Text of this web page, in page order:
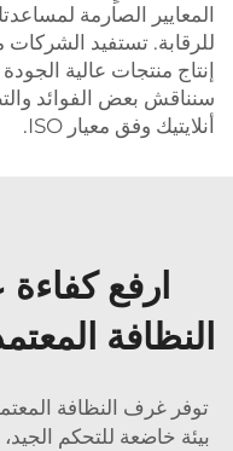
المعايير الصارمة
للرقابة. تستفيد
إنتاج منتجات عالية
سنناقش بعض الفوائد
أنلايتيك وفق معيار ISO.
ارفع
النظافة
بيئة خاضعة للتحكم